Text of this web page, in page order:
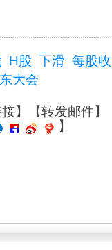
H股 下滑 每股
大会
】【转发邮件】
】